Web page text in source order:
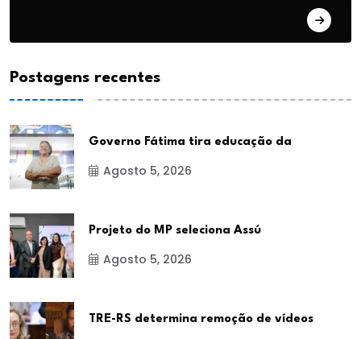
Postagens recentes
Governo Fátima tira educação da
Agosto 5, 2026
Projeto do MP seleciona Assú
Agosto 5, 2026
TRE-RS determina remoção de vídeos